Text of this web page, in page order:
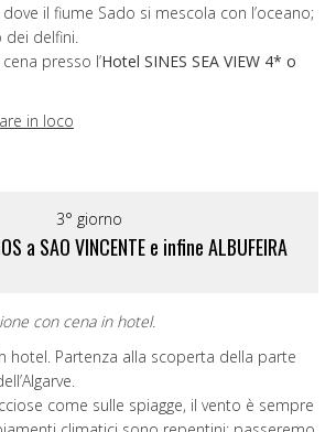
il fiume Sado si mescola con l’oceano;
delfini.
presso l’Hotel SINES SEA VIEW 4* o
in loco
3° giorno
a SAO VINCENTE e infine ALBUFEIRA
con cena in hotel.
hotel. Partenza alla scoperta della parte
come sulle spiagge, il vento è sempre